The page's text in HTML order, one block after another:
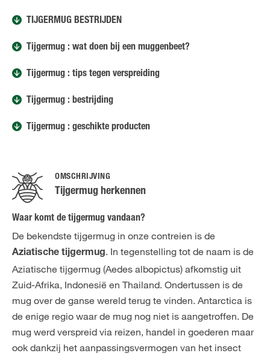
TIJGERMUG BESTRIJDEN
Tijgermug : wat doen bij een muggenbeet?
Tijgermug : tips tegen verspreiding
Tijgermug : bestrijding
Tijgermug : geschikte producten
OMSCHRIJVING
Tijgermug herkennen
Waar komt de tijgermug vandaan?
De bekendste tijgermug in onze contreien is de
Aziatische tijgermug. In tegenstelling tot de naam is de
Aziatische tijgermug (Aedes albopictus) afkomstig uit
Zuid-Afrika, Indonesië en Thailand. Ondertussen is de
mug over de ganse wereld terug te vinden. Antarctica is
de enige regio waar de mug nog niet is aangetroffen. De
mug werd verspreid via reizen, handel in goederen maar
ook dankzij het aanpassingsvermogen van het insect